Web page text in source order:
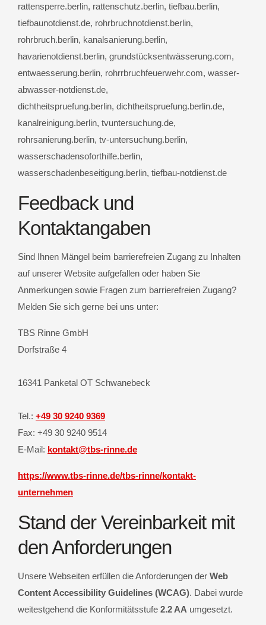
rattensperre.berlin, rattenschutz.berlin, tiefbau.berlin,
tiefbaunotdienst.de, rohrbruchnotdienst.berlin,
rohrbruch.berlin, kanalsanierung.berlin,
havarienotdienst.berlin, grundstücksentwässerung.com,
entwaesserung.berlin, rohrrbruchfeuerwehr.com, wasser-
abwasser-notdienst.de,
dichtheitspruefung.berlin, dichtheitspruefung.berlin.de,
kanalreinigung.berlin, tvuntersuchung.de,
rohrsanierung.berlin, tv-untersuchung.berlin,
wasserschadensoforthilfe.berlin,
wasserschadenbeseitigung.berlin, tiefbau-notdienst.de
Feedback und
Kontaktangaben
Sind Ihnen Mängel beim barrierefreien Zugang zu Inhalten
auf unserer Website aufgefallen oder haben Sie
Anmerkungen sowie Fragen zum barrierefreien Zugang?
Melden Sie sich gerne bei uns unter:
TBS Rinne GmbH
Dorfstraße 4
16341 Panketal OT Schwanebeck
Tel.: +49 30 9240 9369
Fax: +49 30 9240 9514
E-Mail: kontakt@tbs-rinne.de
https://www.tbs-rinne.de/tbs-rinne/kontakt-
unternehmen
Stand der Vereinbarkeit mit
den Anforderungen
Unsere Webseiten erfüllen die Anforderungen der Web
Content Accessibility Guidelines (WCAG). Dabei wurde
weitestgehend die Konformitätsstufe 2.2 AA umgesetzt.